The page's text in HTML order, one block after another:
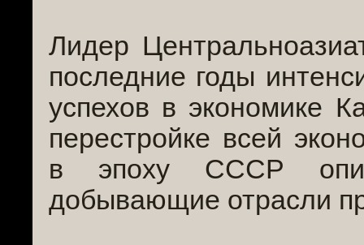
Лидер
последние годы
успехов в экономике
перестройке всей
в эпоху СССР
добывающие отрасли